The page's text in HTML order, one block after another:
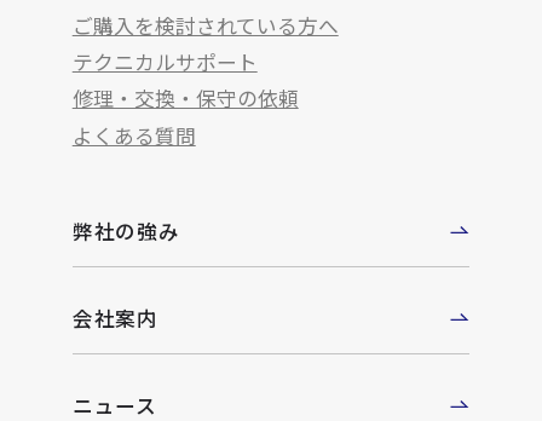
ご購入を検討されている方へ
テクニカルサポート
修理・交換・保守の依頼
よくある質問
弊社の強み
会社案内
ニュース